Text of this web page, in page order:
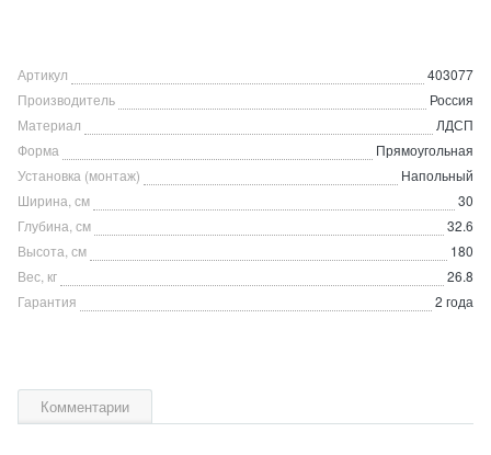
Артикул
403077
Производитель
Россия
Материал
ЛДСП
Форма
Прямоугольная
Установка (монтаж)
Напольный
Ширина, см
30
Глубина, см
32.6
Высота, см
180
Вес, кг
26.8
Гарантия
2 года
Комментарии